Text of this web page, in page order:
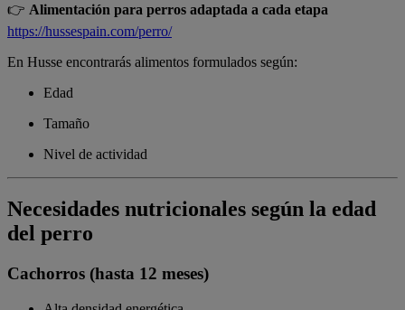
👉 Alimentación para perros adaptada a cada etapa
https://hussespain.com/perro/
En Husse encontrarás alimentos formulados según:
Edad
Tamaño
Nivel de actividad
Necesidades nutricionales según la edad
del perro
Cachorros (hasta 12 meses)